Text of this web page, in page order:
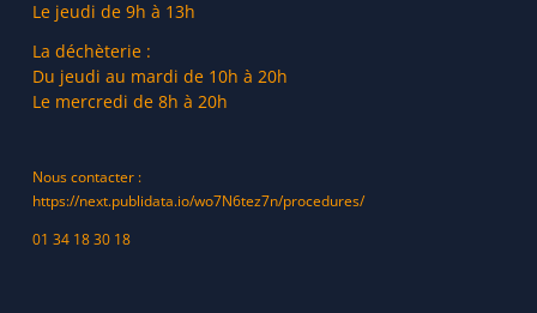
Le jeudi de 9h à 13h
La déchèterie :
Du jeudi au mardi de 10h à 20h
Le mercredi de 8h à 20h
Nous contacter :
https://next.publidata.io/wo7N6tez7n/procedures/
01 34 18 30 18